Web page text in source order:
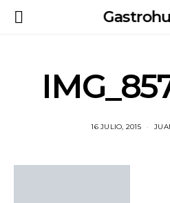
16 JULIO, 2015